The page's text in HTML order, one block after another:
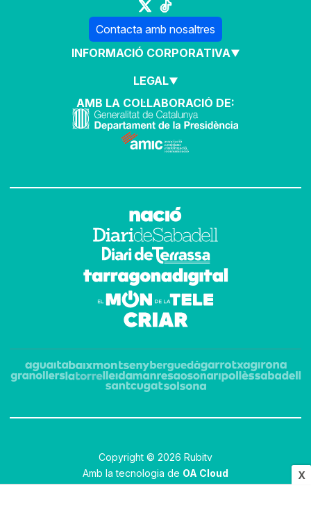
X
Contacta amb nosaltres
INFORMACIÓ CORPORATIVA
LEGAL
AMB LA COL·LABORACIÓ DE:
Copyright © 2026 Rubitv
Amb la tecnologia de OA Cloud